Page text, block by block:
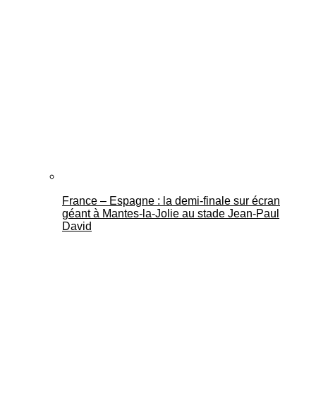
France – Espagne : la demi-finale sur écran
géant à Mantes-la-Jolie au stade Jean-Paul
David